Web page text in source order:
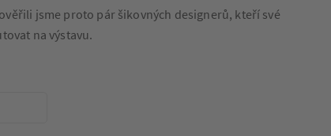
jsme proto pár šikovných designerů, kteří své
na výstavu.